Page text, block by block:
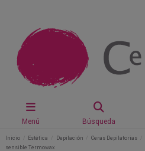
Menú Búsqueda
Inicio Estética Depilación Ceras Depilatorias
sensible Termowax